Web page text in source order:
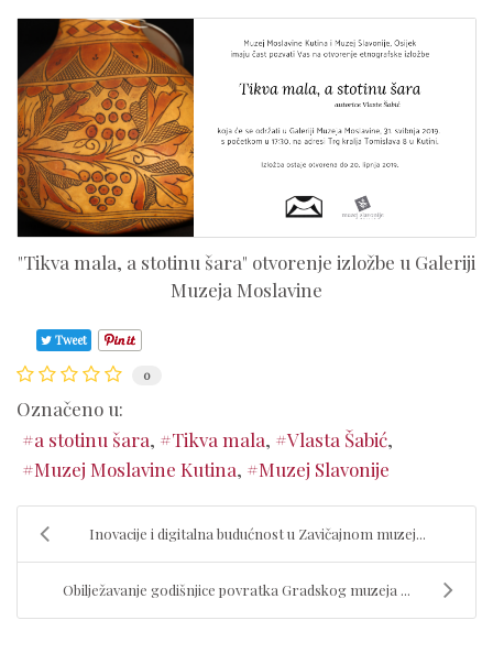
"Tikva mala, a stotinu šara" otvorenje izložbe u Galeriji
Muzeja Moslavine
Tweet
0
Označeno u:
a stotinu šara
Tikva mala
Vlasta Šabić
Muzej Moslavine Kutina
Muzej Slavonije
Inovacije i digitalna budućnost u Zavičajnom muzej...
Obilježavanje godišnjice povratka Gradskog muzeja ...